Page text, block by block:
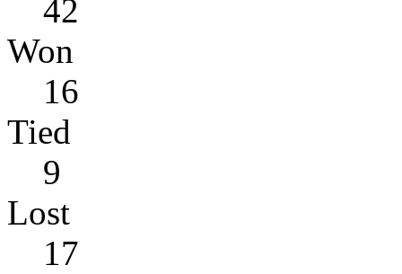
42
Won
16
Tied
9
Lost
17